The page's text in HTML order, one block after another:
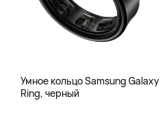
Умное кольцо Samsung Galaxy
Ring, черный